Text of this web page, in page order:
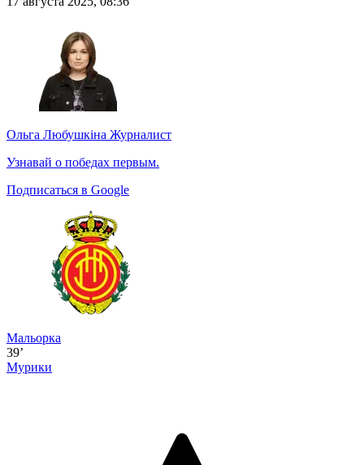
Ольга Любушкіна Журналист
Узнавай о победах первым.
Подписаться в Google
Мальорка
39’
Мурики